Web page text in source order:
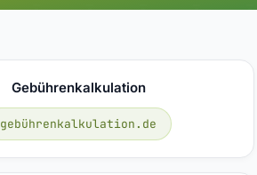
Gebührenkalkulation
gebührenkalkulation.de